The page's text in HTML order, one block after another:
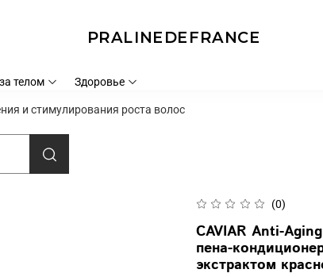
PRALINEDEFRANCE
телом Здоровье
и стимулирования роста волос
(0)
CAVIAR Anti-
пена-
экстрактом